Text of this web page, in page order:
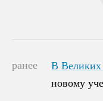
ранее
В
новому
В
новому